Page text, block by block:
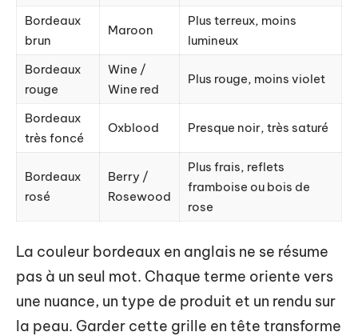
Bordeaux
brun
Maroon
Plus terreux, moins
lumineux
Bordeaux
rouge
Wine /
Wine red
Plus rouge, moins violet
Bordeaux
très foncé
Oxblood Presque noir, très saturé
Bordeaux
rosé
Berry /
Rosewood
Plus frais, reflets
framboise ou bois de
rose
La couleur bordeaux en anglais ne se résume
pas à un seul mot. Chaque terme oriente vers
une nuance, un type de produit et un rendu sur
la peau. Garder cette grille en tête transforme